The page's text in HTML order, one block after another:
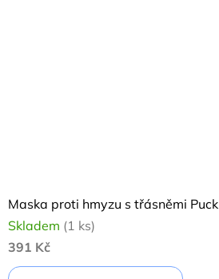
Maska proti hmyzu s třásněmi Puck
Skladem (1 ks)
391 Kč